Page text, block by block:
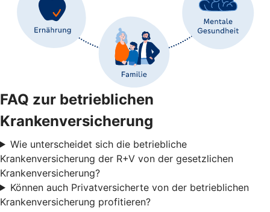
FAQ zur betrieblichen
Krankenversicherung
Wie unterscheidet sich die betriebliche
Krankenversicherung der R+V von der gesetzlichen
Krankenversicherung?
Können auch Privatversicherte von der betrieblichen
Krankenversicherung profitieren?